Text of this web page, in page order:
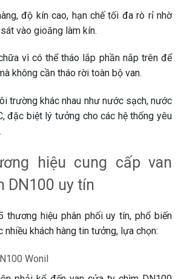
độ kín cao, hạn chế tối đa rò rỉ nhờ
vào gioăng làm kín.
vì có thể tháo lắp phần nắp trên để
không cần tháo rời toàn bộ van.
trường khác nhau như nước sạch, nước
đặc biệt lý tưởng cho các hệ thống yêu
hiệu cung cấp van
DN100 uy tín
thương hiệu phân phối uy tín, phổ biến
khách hàng tin tưởng, lựa chọn:
Wonil